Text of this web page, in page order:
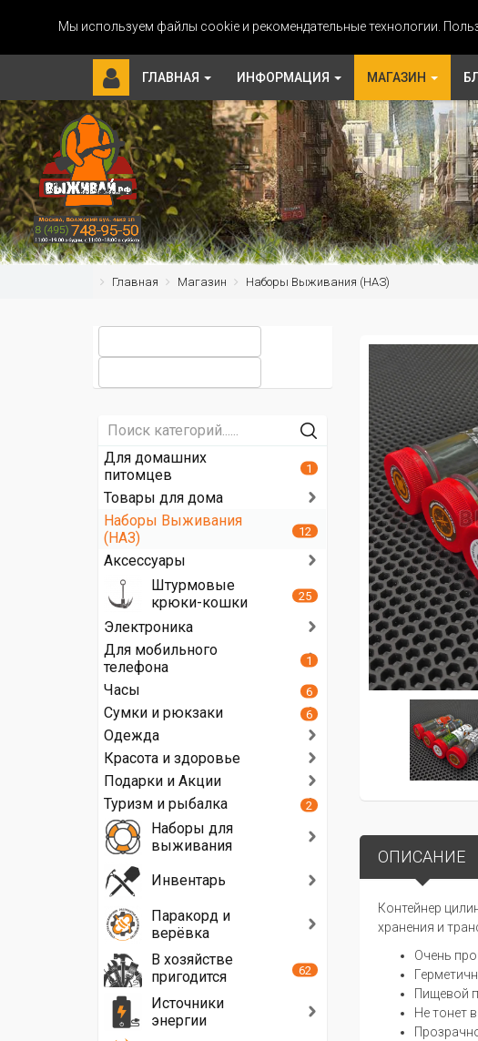
Мы используем файлы cookie и рекомендательные технологии.
ГЛАВНАЯ ИНФОРМАЦИЯ МАГАЗИН
Главная Магазин Наборы Выживания (НАЗ)
ОПИСАНИЕ
Контейнер
хранения и
Очень
Пищевой
Не тонет
Для домашних
питомцев
1
Товары для дома
Наборы Выживания
(НАЗ)
12
Аксессуары
Штурмовые
крюки-кошки
25
Электроника
Для мобильного
телефона
1
Часы 6
Сумки и рюкзаки 6
Одежда
Красота и здоровье
Подарки и Акции
Туризм и рыбалка
2
Наборы для
выживания
Инвентарь
Паракорд и
верёвка
В хозяйстве
пригодится
62
Источники
энергии